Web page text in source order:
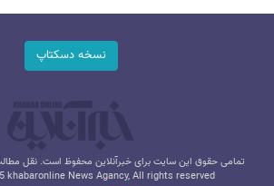
نسخه دسکتاپ
تمامی حقوق این سایت برای خبرآنلاین محفوظ است. نقل
khabaronline News Agancy, All rights reserved